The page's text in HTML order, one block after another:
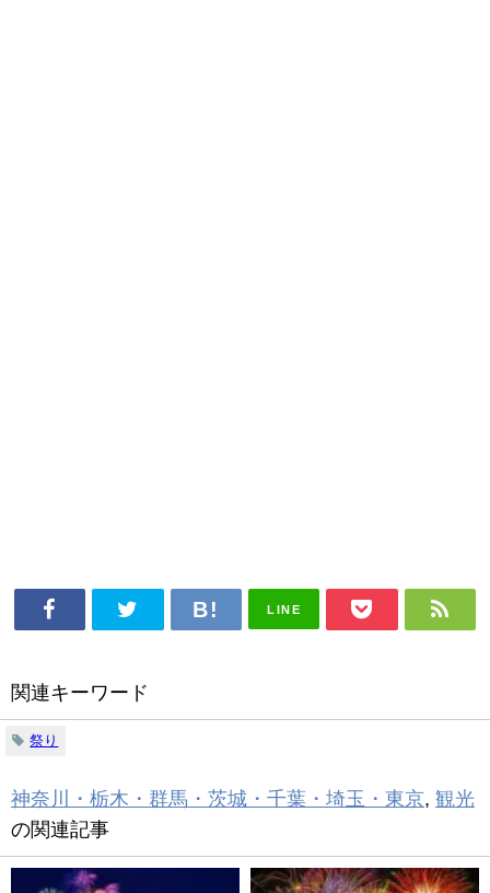
LINE
関連キーワード
祭り
神奈川・栃木・群馬・茨城・千葉・埼玉・東京, 観光
の関連記事